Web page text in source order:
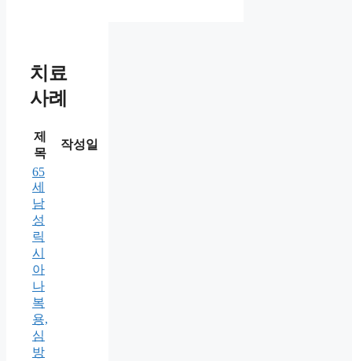
치료
사례
제
목
작성일
65
세
남
성
릭
시
아
나
복
용,
심
방